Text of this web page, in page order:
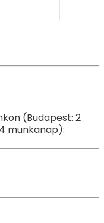
(Budapest: 2
munkanap):